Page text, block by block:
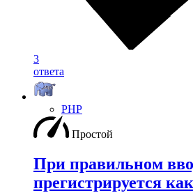
3
ответа
PHP
Простой
При правильном
прегистрируется